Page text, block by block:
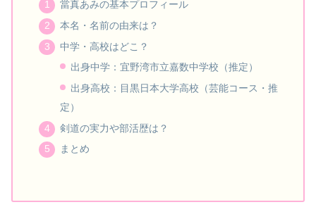
當真あみの基本プロフィール
本名・名前の由来は？
中学・高校はどこ？
出身中学：宜野湾市立嘉数中学校（推定）
出身高校：目黒日本大学高校（芸能コース・推
定）
剣道の実力や部活歴は？
まとめ